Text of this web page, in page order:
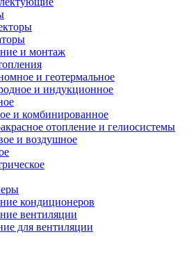
и монтаж
и геотермальное
и индукционное
и комбинированное
отопление и гелиосистемы
и воздушное
кондиционеров
вентиляции
для вентиляции